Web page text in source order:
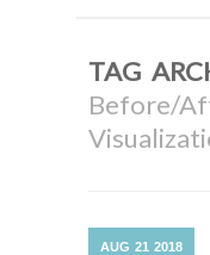
TAG
Before/
AUG 21 2018